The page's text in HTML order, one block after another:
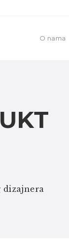
O nama
dizajnera